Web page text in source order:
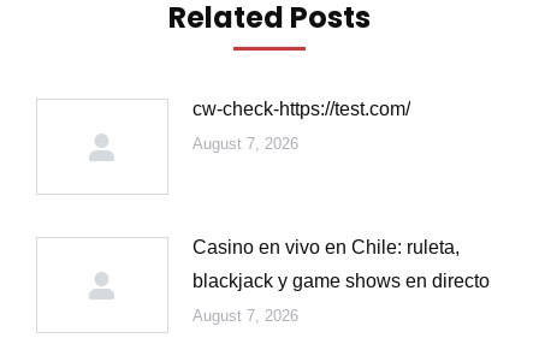
Related Posts
cw-check-https://test.com/
August 7, 2026
Casino en vivo en Chile: ruleta,
blackjack y game shows en directo
August 7, 2026